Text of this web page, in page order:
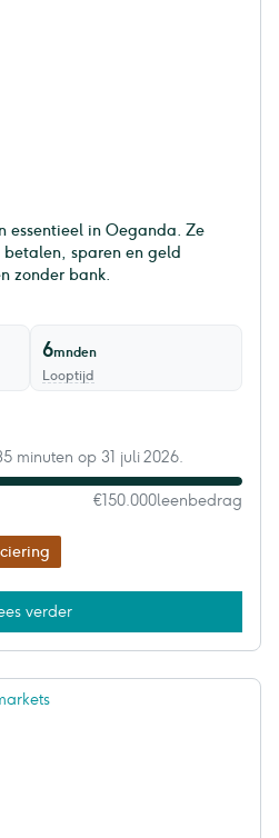
essentieel in Oeganda. Ze
betalen, sparen en geld
zonder bank.
6mnden
Looptijd
minuten op 31 juli 2026.
€150.000leenbedrag
verder